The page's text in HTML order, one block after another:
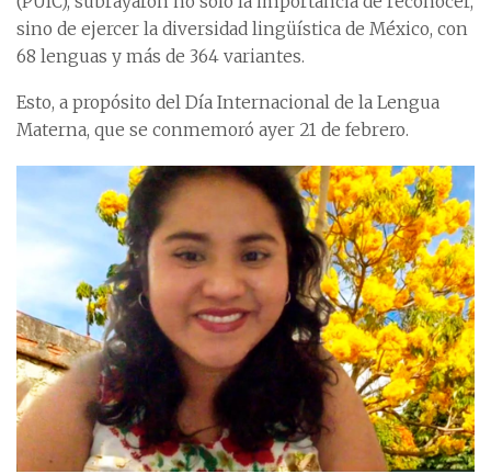
sino de ejercer la diversidad lingüística de México, con
68 lenguas y más de 364 variantes.
Esto, a propósito del Día Internacional de la Lengua
Materna, que se conmemoró ayer 21 de febrero.